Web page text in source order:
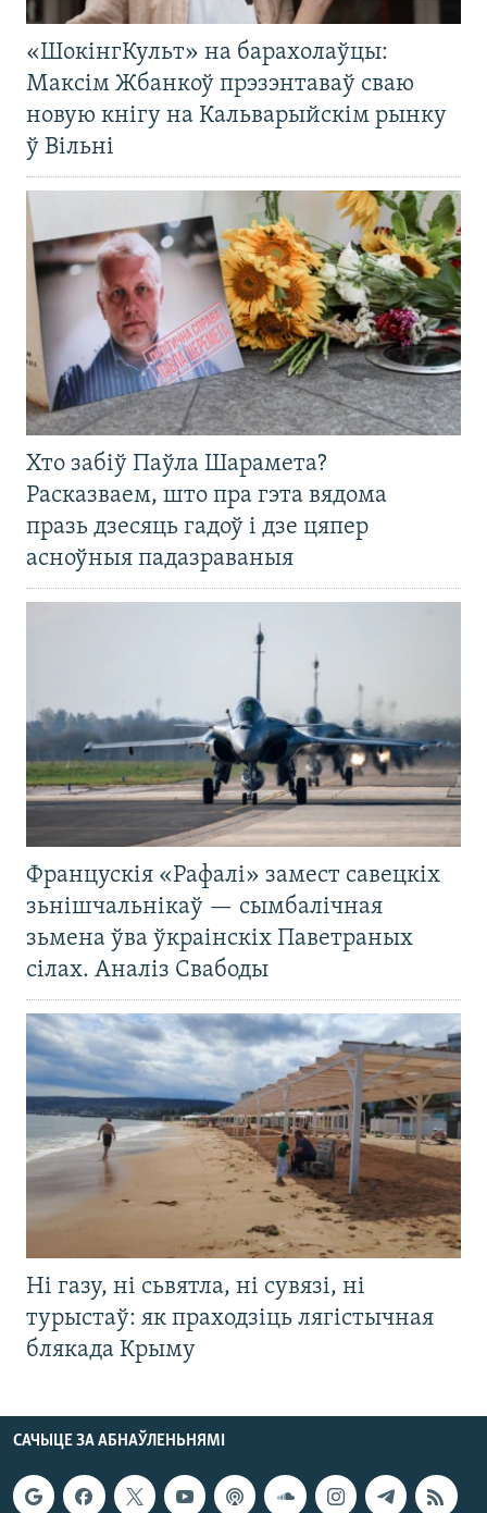
«ШокінгКульт» на барахолаўцы:
Максім Жбанкоў прэзэнтаваў сваю
новую кнігу на Кальварыйскім рынку
ў Вільні
Хто забіў Паўла Шарамета?
Расказваем, што пра гэта вядома
празь дзесяць гадоў і дзе цяпер
асноўныя падазраваныя
Францускія «Рафалі» замест савецкіх
зьнішчальнікаў — сымбалічная
зьмена ўва ўкраінскіх Паветраных
сілах. Аналіз Свабоды
Ні газу, ні сьвятла, ні сувязі, ні
турыстаў: як праходзіць лягістычная
блякада Крыму
САЧЫЦЕ ЗА АБНАЎЛЕНЬНЯМІ